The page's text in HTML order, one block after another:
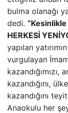
bulma olanağı
dedi. “Kesinlikle
HERKESİ
yapılan
vurgulayan
kazandığımızı,
kazandığını,
kazandığını
Anaokulu her